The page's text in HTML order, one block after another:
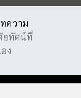
ความ
ยทัศน์ที่
ง